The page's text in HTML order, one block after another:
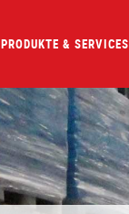
PRODUKTE & SERVICES